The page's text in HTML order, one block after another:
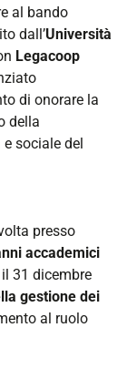
bando-
al bando
dall’Università
Legacoop
di onorare la
della
sociale del
presso
accademici
31 dicembre
gestione dei
al ruolo